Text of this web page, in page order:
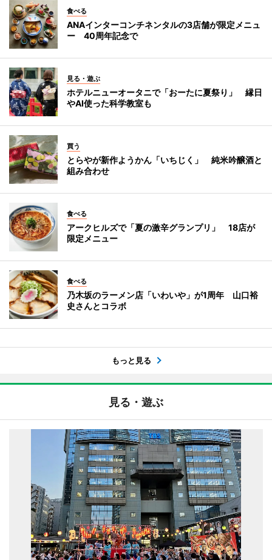
食べる
ANAインターコンチネンタルの3店舗が限定メニュ
ー 40周年記念で
見る・遊ぶ
ホテルニューオータニで「おーたに夏祭り」 縁日
やAI使った科学教室も
買う
とらやが新作ようかん「いちじく」 純米吟醸酒と
組み合わせ
食べる
アークヒルズで「夏の激辛グランプリ」 18店が
限定メニュー
食べる
乃木坂のラーメン店「いわいや」が1周年 山口裕
史さんとコラボ
もっと見る
見る・遊ぶ